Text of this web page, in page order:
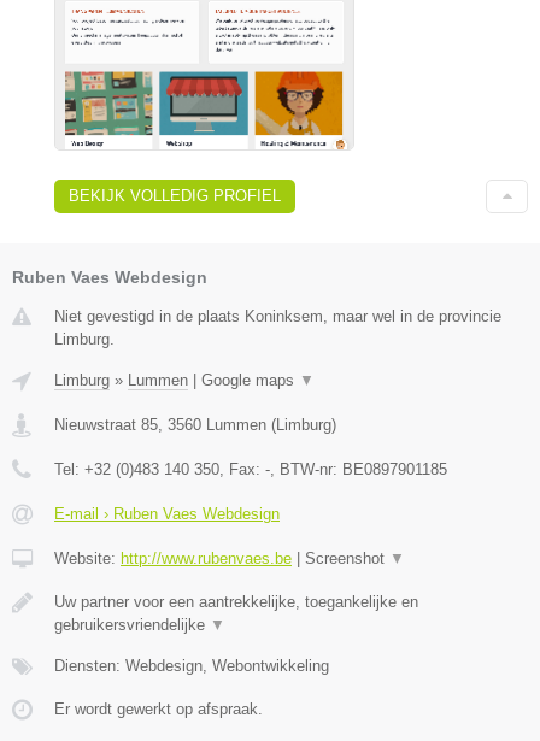
BEKIJK VOLLEDIG PROFIEL
Ruben Vaes Webdesign
Niet gevestigd in de plaats Koninksem, maar wel in de provincie
Limburg.
Limburg » Lummen Google maps ▼
Nieuwstraat 85, 3560 Lummen (Limburg)
Tel: +32 (0)483 140 350, Fax: -, BTW-nr: BE0897901185
E-mail › Ruben Vaes Webdesign
Website: http://www.rubenvaes.be Screenshot ▼
Uw partner voor een aantrekkelijke, toegankelijke en
gebruikersvriendelijke ▼
Diensten: Webdesign, Webontwikkeling
Er wordt gewerkt op afspraak.